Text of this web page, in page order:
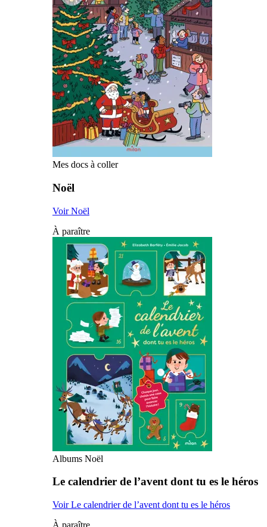
Mes docs à coller
Noël
Voir Noël
À paraître
Albums Noël
Le calendrier de l’avent dont tu es le héros
Voir Le calendrier de l’avent dont tu es le héros